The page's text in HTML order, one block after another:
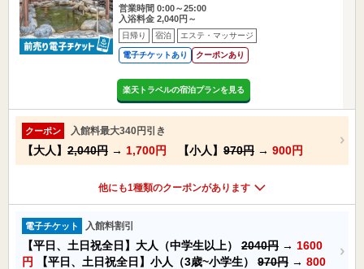
営業時間 0:00～25:00
入浴料金 2,040円～
日帰り 宿泊 エステ・マッサージ
電子チケットあり クーポンあり
楽天トラベルの宿泊プランを見る
クーポン 入館料最大340円引き
【大人】 2,040円 → 1,700円 【小人】 970円 → 900円
他にも1種類のクーポンがあります
電子チケット 入館料割引
【平日、土日祝全日】大人（中学生以上） 2040円 → 1600
円
【平日、土日祝全日】小人（3歳~小学生） 970円 → 800